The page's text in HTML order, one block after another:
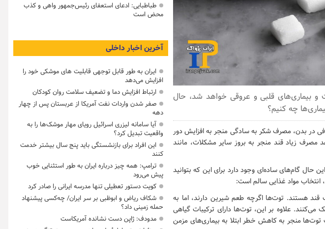
و بیماری‌های قلبی و عروقی خواهد شد، حال
چه کنیم؟
در بدن، مصرف شکر به ‌سادگی منجر به افزایش دور
زیاد قند منجر به بروز سایر مشکلات، مانند
حال گام‌های ساده‌ای وجود دارد برای این که بتوانید
مواد غذایی سالم است:
هستند. توت‌ها اگرچه طعم شیرین دارند، اما به
علاوه بر این، توت‌ها دارای ترکیبات گیاهی
منجر به کاهش خطر ابتلا به بیماری‌های مزمن
طباطبایی: ادعای استعفای رئیس‌جمهور واهی و کذب
محض است
آخرین اخبار داخلی
ایران به طور قابل توجهی قابلیت های موشکی خود را
افزایش می‌دهد
ارتباط افزایش دما و تضعیف سلامت روان کودکان
صفر شدن واردات نفت آمریکا از عربستان پس از چهار
دهه
آیا سامانه لیزری اسرائیل رویای مهار موشک‌ها را به
واقعیت تبدیل کرد؟
این افراد برای بازنشستگی باید پنج سال بیشتر خدمت
کنند
ترامپ: همه چیز درباره ایران به طور استثنایی خوب
پیش می‌رود
کویت دستور تعطیلی تنها مدرسه ایرانی را صادر کرد
شکاف ریاض و ابوظبی بر سر ایران/ چه‌کسی پیشنهاد
حمله زمینی داد؟
مدودف: ژاپن دست نشانده آمریکاست